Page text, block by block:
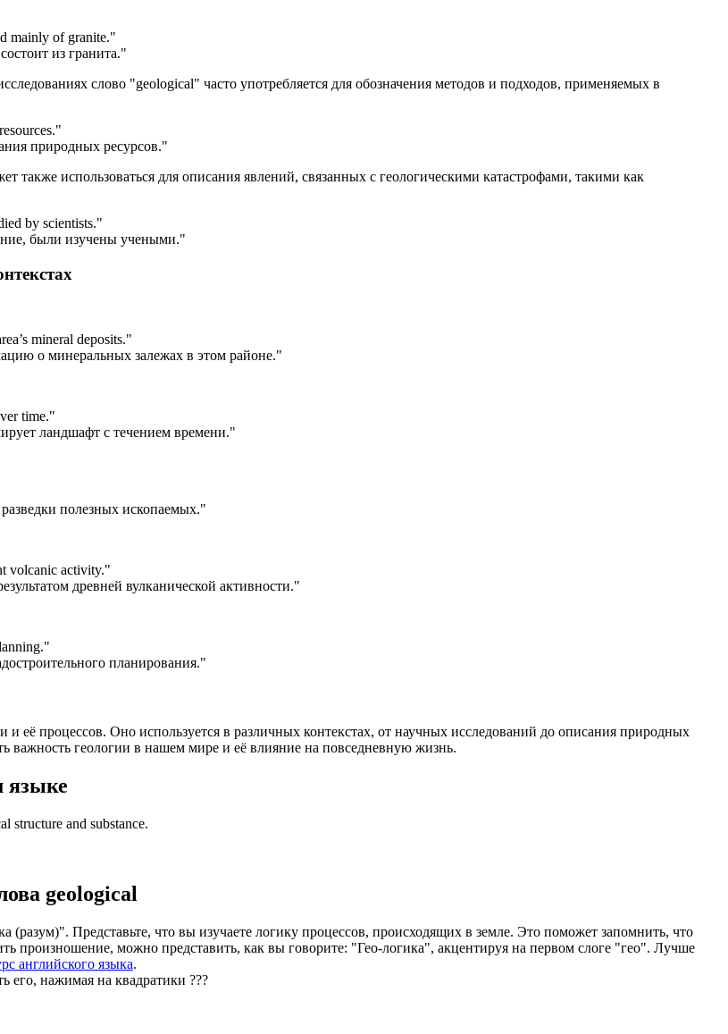
mainly of granite."
из гранита."
слово "geological" часто употребляется для обозначения методов и подходов, применяемых в
"
природных ресурсов."
также использоваться для описания явлений, связанных с геологическими катастрофами, такими как
by scientists."
были изучены учеными."
mineral deposits."
о минеральных залежах в этом районе."
time."
ландшафт с течением времени."
полезных ископаемых."
volcanic activity."
древней вулканической активности."
"
планирования."
её процессов. Оно используется в различных контекстах, от научных исследований до описания природных
важность геологии в нашем мире и её влияние на повседневную жизнь.
языке
structure and substance.
geological
Представьте, что вы изучаете логику процессов, происходящих в земле. Это поможет запомнить, что
произношение, можно представить, как вы говорите: "Гео-логика", акцентируя на первом слоге "гео". Лучше
английского языка.
его, нажимая на квадратики ???